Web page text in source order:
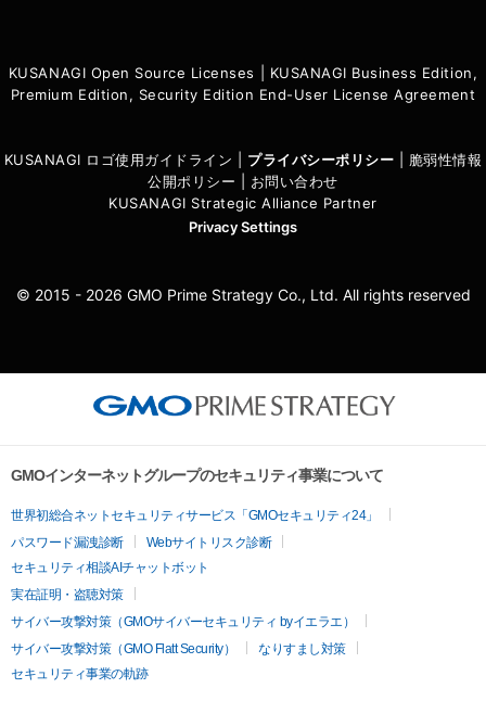
KUSANAGI Open Source Licenses
KUSANAGI Business Edition,
Premium Edition, Security Edition End-User License Agreement
KUSANAGI ロゴ使用ガイドライン プライバシーポリシー
脆弱性情報
公開ポリシー
お問い合わせ
KUSANAGI Strategic Alliance Partner
Privacy Settings
© 2015 - 2026 GMO Prime Strategy Co., Ltd. All rights reserved
GMOインターネットグループのセキュリティ事業について
世界初総合ネットセキュリティサービス「GMOセキュリティ24」
パスワード漏洩診断
Webサイトリスク診断
セキュリティ相談AIチャットボット
実在証明・盗聴対策
サイバー攻撃対策（GMOサイバーセキュリティ byイエラエ）
サイバー攻撃対策（GMO Flatt Security）
なりすまし対策
セキュリティ事業の軌跡